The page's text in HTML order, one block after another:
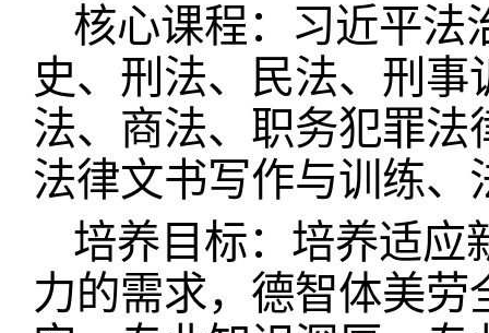
核心课程：习近平法
史、刑法、民法、刑
法、商法、职务犯罪
法律文书写作与训练
培养目标：培养适应
力的需求，德智体美